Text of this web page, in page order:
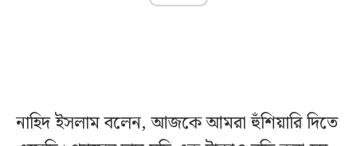
নাহিদ ইসলাম বলেন, আজকে আমরা হুঁশিয়ারি দিতে